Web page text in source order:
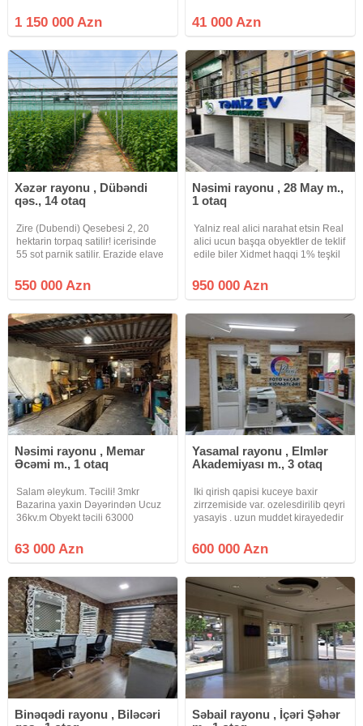
Sonası Şadlıq evi ilə, üzbə-üz. Ofis
imumilikdə 500kv. Bundan başqa,
1 150 000 Azn
yaxinliqda yerlesir.Obyektin
Senedileri
41000 manat.
41 000 Azn
Xəzər rayonu , Dübəndi
qəs., 14 otaq
Zire (Dubendi) Qesebesi 2, 20
hektarin torpaq satilir! icerisinde
55 sot parnik satilir. Erazide elave
movcuddur. Baglara yaxin yerde
yerleshir. Denizin qiragindadir
550 000 Azn
Nəsimi rayonu , 28 May m.,
1 otaq
Yalniz real alici narahat etsin Real
alici ucun başqa obyektler de teklif
edile biler Xidmet haqqi 1% teşkil
uzerinde Yeni tikili binada sahesi
160 kv sened Qeyri YaşayişKupca
950 000 Azn
Nəsimi rayonu , Memar
Əcəmi m., 1 otaq
Salam əleykum. Təcili! 3mkr
Bazarina yaxin Dəyərindən Ucuz
36kv.m Obyekt təcili 63000
qaydasindadir, obyektin köklü
sənədləri var. İnvestisiya üçün əla
çox
63 000 Azn
Yasamal rayonu , Elmlər
Akademiyası m., 3 otaq
Iki qirish qapisi kuceye baxir
zirrzemiside var. ozelesdirilib qeyri
yasayis . uzun muddet kirayededir
edin. vasiteciler elani tezden
yerlesdirmekle bagli zeng edib
600 000 Azn
Binəqədi rayonu , Biləcəri
Səbail rayonu , İçəri Şəhər